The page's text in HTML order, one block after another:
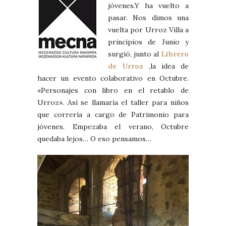
jóvenes.Y ha vuelto a
pasar. Nos dimos una
vuelta por Urroz Villa a
principios de Junio y
surgió, junto al Librero
de Urroz ,la idea de
hacer un evento colaborativo en Octubre.
«Personajes con libro en el retablo de
Urroz». Así se llamaría el taller para niños
que correría a cargo de Patrimonio para
jóvenes. Empezaba el verano, Octubre
quedaba lejos… O eso pensamos…